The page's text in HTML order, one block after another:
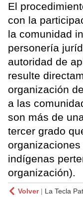
El
con la
la comunidad
personería
autoridad de
resulte
organización
a las
son más de
tercer grado
indígenas
organización).
Volver| La Tecla